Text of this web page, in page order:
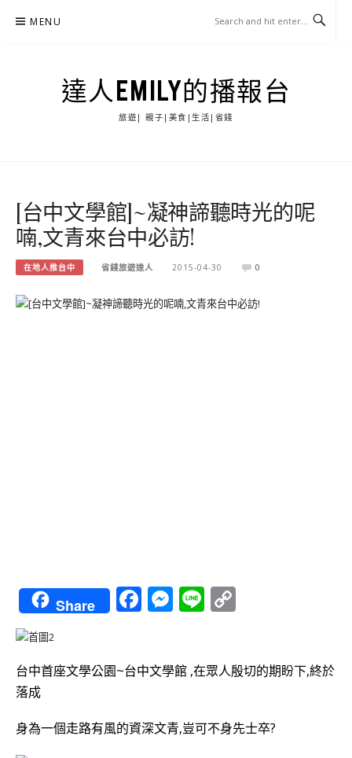
MENU
達人EMILY的播報台
旅遊| 親子|美食|生活|省錢
[台中文學館]~凝神諦聽時光的呢
喃,文青來台中必訪!
在地人推台中 省錢旅遊達人 2015-04-30 0
Share Facebook
Messenger
Line
台中首座文學公園~台中文學館 ,在眾人殷切的期盼下,終於
落成
身為一個走路有風的資深文青,豈可不身先士卒?